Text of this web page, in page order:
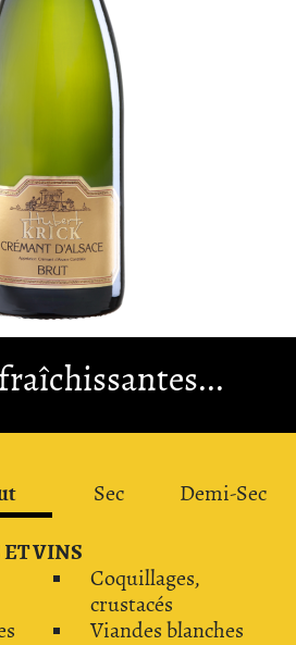
Sec Demi-Sec
ET VINS
Coquillages,
crustacés
Viandes blanches